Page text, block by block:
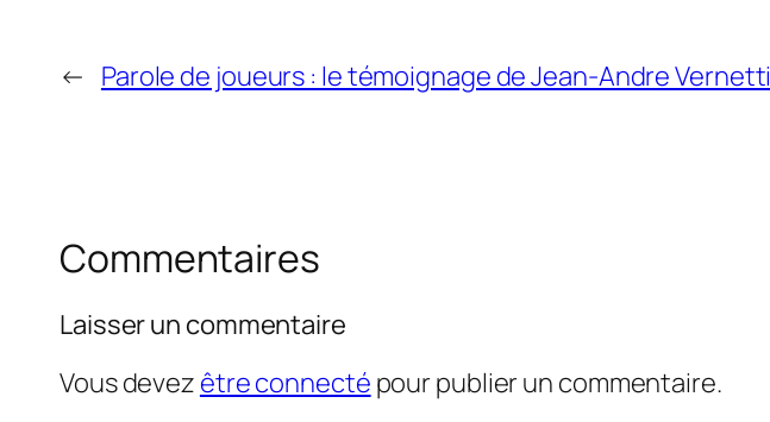
← Parole de joueurs : le témoignage de Jean-Andre Vernetti
Commentaires
Laisser un commentaire
Vous devez être connecté pour publier un commentaire.